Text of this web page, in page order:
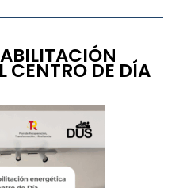
CENTRO DE DÍA